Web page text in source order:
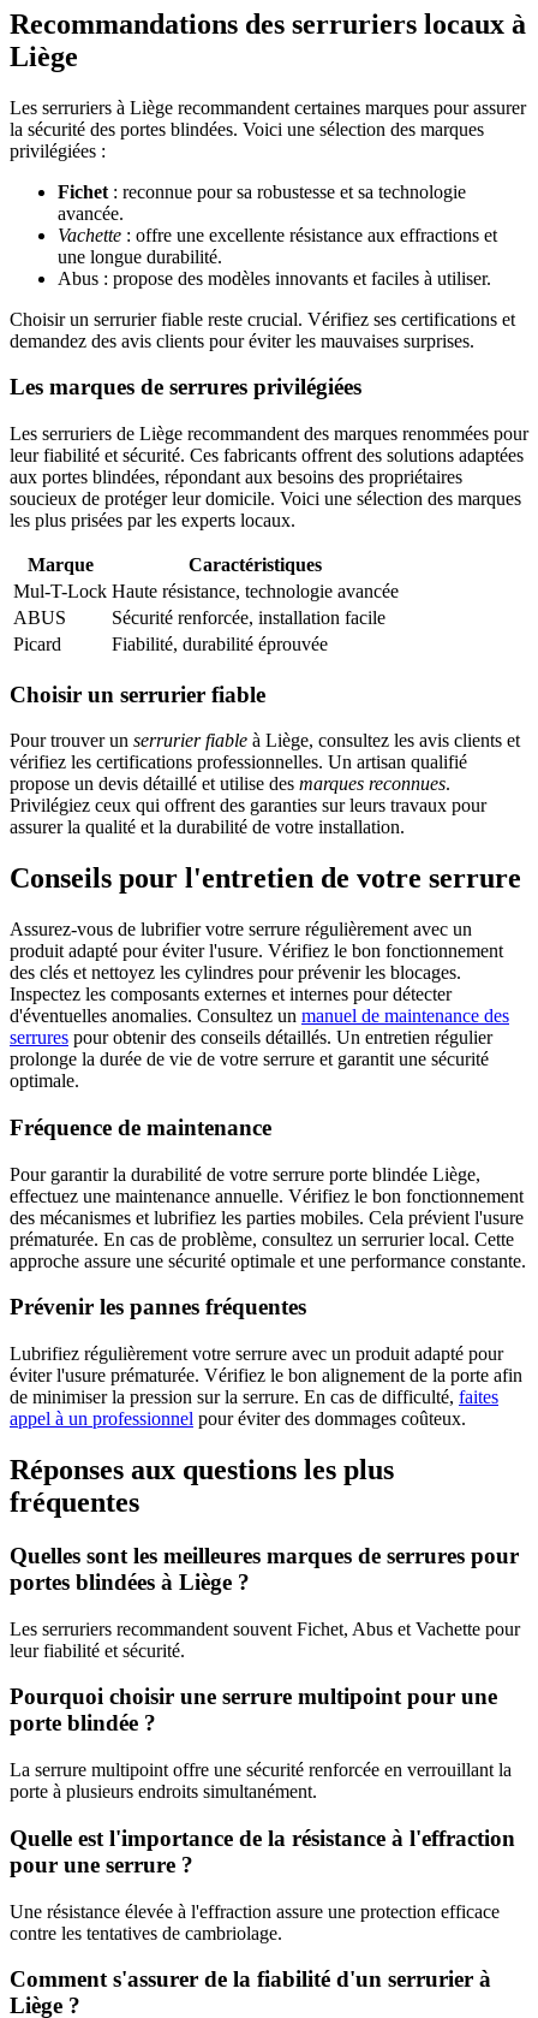
Recommandations des serruriers locaux à
Liège
Les serruriers à Liège recommandent certaines marques pour assurer
la sécurité des portes blindées. Voici une sélection des marques
privilégiées :
Fichet : reconnue pour sa robustesse et sa technologie
avancée.
Vachette : offre une excellente résistance aux effractions et
une longue durabilité.
Abus : propose des modèles innovants et faciles à utiliser.
Choisir un serrurier fiable reste crucial. Vérifiez ses certifications et
demandez des avis clients pour éviter les mauvaises surprises.
Les marques de serrures privilégiées
Les serruriers de Liège recommandent des marques renommées pour
leur fiabilité et sécurité. Ces fabricants offrent des solutions adaptées
aux portes blindées, répondant aux besoins des propriétaires
soucieux de protéger leur domicile. Voici une sélection des marques
les plus prisées par les experts locaux.
Marque
Caractéristiques
Mul-T-Lock Haute résistance, technologie avancée
ABUS
Sécurité renforcée, installation facile
Picard
Fiabilité, durabilité éprouvée
Choisir un serrurier fiable
Pour trouver un serrurier fiable à Liège, consultez les avis clients et
vérifiez les certifications professionnelles. Un artisan qualifié
propose un devis détaillé et utilise des marques reconnues.
Privilégiez ceux qui offrent des garanties sur leurs travaux pour
assurer la qualité et la durabilité de votre installation.
Conseils pour l'entretien de votre serrure
Assurez-vous de lubrifier votre serrure régulièrement avec un
produit adapté pour éviter l'usure. Vérifiez le bon fonctionnement
des clés et nettoyez les cylindres pour prévenir les blocages.
Inspectez les composants externes et internes pour détecter
d'éventuelles anomalies. Consultez un manuel de maintenance des
serrures pour obtenir des conseils détaillés. Un entretien régulier
prolonge la durée de vie de votre serrure et garantit une sécurité
optimale.
Fréquence de maintenance
Pour garantir la durabilité de votre serrure porte blindée Liège,
effectuez une maintenance annuelle. Vérifiez le bon fonctionnement
des mécanismes et lubrifiez les parties mobiles. Cela prévient l'usure
prématurée. En cas de problème, consultez un serrurier local. Cette
approche assure une sécurité optimale et une performance constante.
Prévenir les pannes fréquentes
Lubrifiez régulièrement votre serrure avec un produit adapté pour
éviter l'usure prématurée. Vérifiez le bon alignement de la porte afin
de minimiser la pression sur la serrure. En cas de difficulté, faites
appel à un professionnel pour éviter des dommages coûteux.
Réponses aux questions les plus
fréquentes
Quelles sont les meilleures marques de serrures pour
portes blindées à Liège ?
Les serruriers recommandent souvent Fichet, Abus et Vachette pour
leur fiabilité et sécurité.
Pourquoi choisir une serrure multipoint pour une
porte blindée ?
La serrure multipoint offre une sécurité renforcée en verrouillant la
porte à plusieurs endroits simultanément.
Quelle est l'importance de la résistance à l'effraction
pour une serrure ?
Une résistance élevée à l'effraction assure une protection efficace
contre les tentatives de cambriolage.
Comment s'assurer de la fiabilité d'un serrurier à
Liège ?